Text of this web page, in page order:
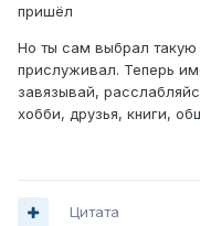
пришёл
Но ты сам выбрал такую
прислуживал. Теперь
завязывай,
хобби, друзья, книги,
Цитата